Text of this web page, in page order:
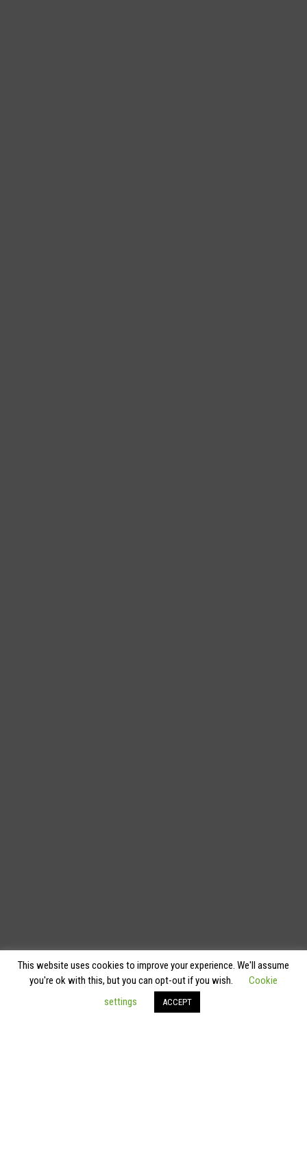
This website uses cookies to improve your experience. We'll assume
you're ok with this, but you can opt-out if you wish.
Cookie
settings
ACCEPT